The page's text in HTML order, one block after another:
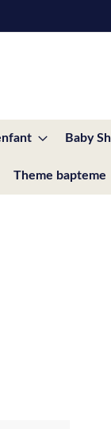
Baby
Theme bapteme